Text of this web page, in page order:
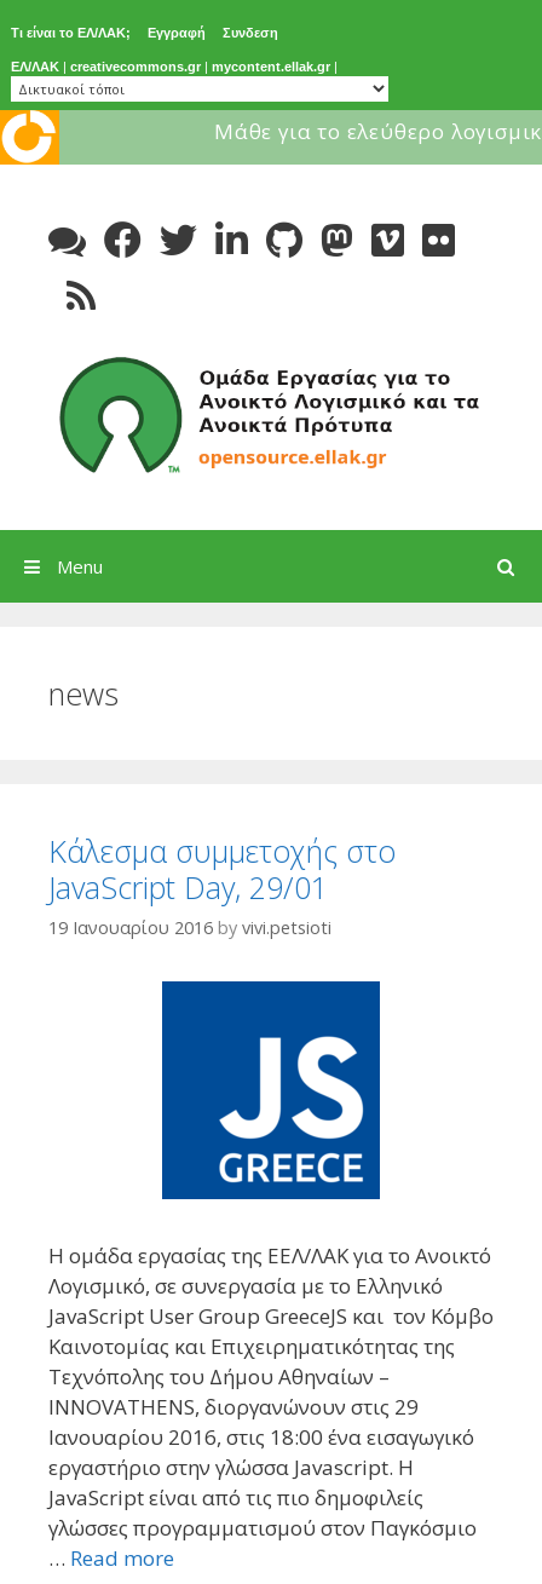
Τι είναι το ΕΛ/ΛΑΚ; Εγγραφή Συνδεση
ΕΛ/ΛΑΚ | creativecommons.gr | mycontent.ellak.gr |
Μάθε για το ελεύθερο
content
Search
Menu
news
Κάλεσμα συμμετοχής στο
JavaScript Day, 29/01
19 Ιανουαρίου 2016 by vivi.petsioti
Η ομάδα εργασίας της ΕΕΛ/ΛΑΚ για το Ανοικτό
Λογισμικό, σε συνεργασία με το Ελληνικό
JavaScript User Group GreeceJS και τον Κόμβο
Καινοτομίας και Επιχειρηματικότητας της
Τεχνόπολης του Δήμου Αθηναίων –
INNOVATHENS, διοργανώνουν στις 29
Ιανουαρίου 2016, στις 18:00 ένα εισαγωγικό
εργαστήριο στην γλώσσα Javascript. Η
JavaScript είναι από τις πιο δημοφιλείς
γλώσσες προγραμματισμού στον Παγκόσμιο
… Read more